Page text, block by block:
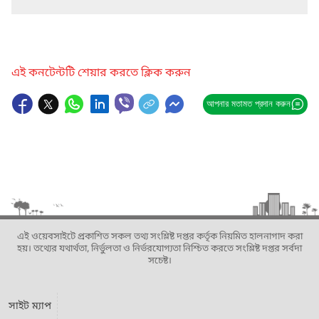
এই কনটেন্টটি শেয়ার করতে ক্লিক করুন
আপনার মতামত প্রদান করুন
এই ওয়েবসাইটে প্রকাশিত সকল তথ্য সংশ্লিষ্ট দপ্তর কর্তৃক নিয়মিত হালনাগাদ করা
হয়। তথ্যের যথার্থতা, নির্ভুলতা ও নির্ভরযোগ্যতা নিশ্চিত করতে সংশ্লিষ্ট দপ্তর সর্বদা
সচেষ্ট।
সাইট ম্যাপ